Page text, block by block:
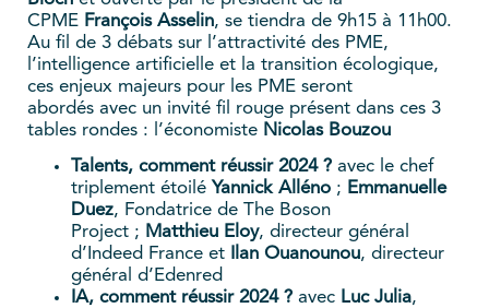
CPME François Asselin, se tiendra de 9h15 à 11h00.
Au fil de 3 débats sur l’attractivité des PME,
l’intelligence artificielle et la transition écologique,
ces enjeux majeurs pour les PME seront
abordés avec un invité fil rouge présent dans ces 3
tables rondes : l’économiste Nicolas Bouzou
Talents, comment réussir 2024 ? avec le chef
triplement étoilé Yannick Alléno ; Emmanuelle
Duez, Fondatrice de The Boson
Project ; Matthieu Eloy, directeur général
d’Indeed France et
Ilan Ouanounou, directeur
général d’Edenred
IA, comment réussir 2024 ? avec Luc Julia,